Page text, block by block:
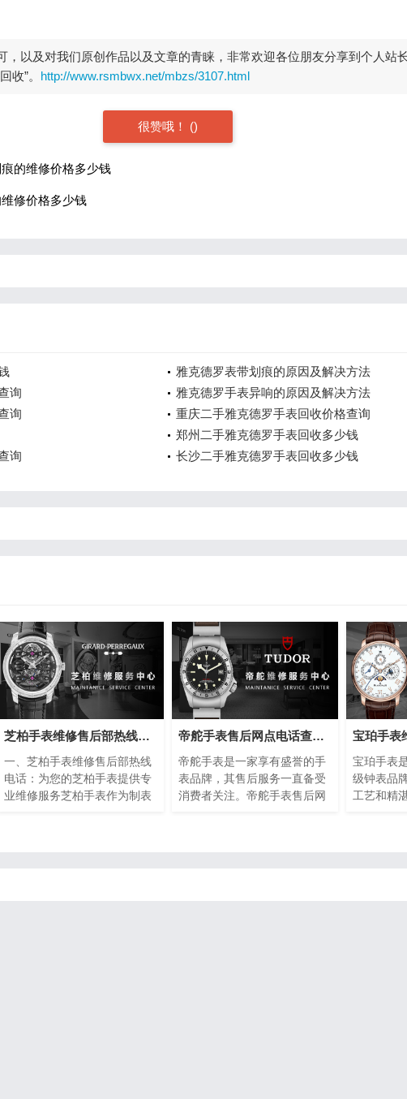
，以及对我们原创作品以及文章的青睐，非常欢迎各位朋友分享到个人站
收”。 http://www.rsmbwx.net/mbzs/3107.html
很赞哦！ ()
的维修价格多少钱
修价格多少钱
雅克德罗表带划痕的原因及解决方法
询
雅克德罗手表异响的原因及解决方法
询
重庆二手雅克德罗手表回收价格查询
郑州二手雅克德罗手表回收多少钱
询
长沙二手雅克德罗手表回收多少钱
芝柏手表维修售后部热线电话(专业芝柏手表维修服务，售后热线24小时为您解答)
一、芝柏手表维修售后部热线
电话：为您的芝柏手表提供专
业维修服务芝柏手表作为制表
帝舵手表售后网点电话查询(全国服务网点查询方法)
帝舵手表是一家享有盛誉的手
表品牌，其售后服务一直备受
消费者关注。帝舵手表售后网
宝珀手表
级钟表品
工艺和精